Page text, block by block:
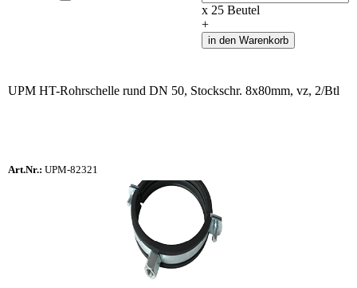
x 25 Beutel
+
in den Warenkorb
UPM HT-Rohrschelle rund DN 50, Stockschr. 8x80mm, vz, 2/Btl
Art.Nr.: UPM-82321